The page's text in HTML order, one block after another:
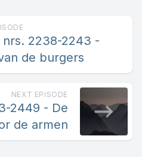
2238-2243 -
de burgers
NEXT EPISODE
2449 - De
de armen